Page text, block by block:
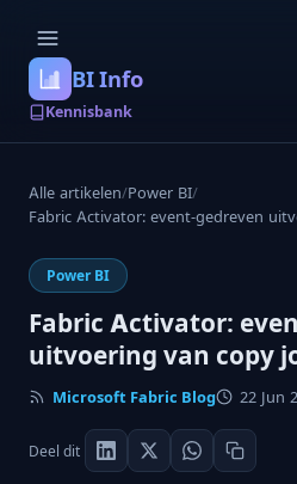
BI Info
Kennisbank
Alle artikelen/Power BI/
Fabric Activator: event-gedreven
Power BI
Fabric Activator:
uitvoering van copy
Microsoft Fabric Blog 22 Jun
Deel dit